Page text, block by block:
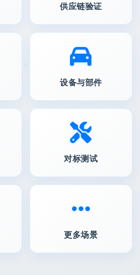
供应链验证
设备与部件
对标测试
更多场景